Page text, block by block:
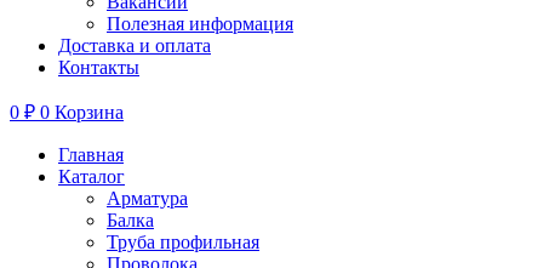
Полезная информация
Доставка и оплата
Контакты
0 ₽ 0 Корзина
Главная
Каталог
Арматура
Балка
Труба профильная
Проволока